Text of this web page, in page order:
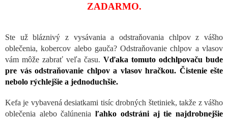
ZADARMO.
Ste už bláznivý z vysávania a odstraňovania chlpov z vášho
oblečenia, kobercov alebo gauča? Odstraňovanie chlpov a vlasov
vám môže zabrať veľa času. Vďaka tomuto odchlpovaču bude
pre vás odstraňovanie chlpov a vlasov hračkou. Čistenie ešte
nebolo rýchlejšie a jednoduchšie.
Kefa je vybavenádesiatkami tisíc drobných štetiniek, takže z vášho
oblečenia alebo čalúnenia ľahko odstráni aj tie najdrobnejšie